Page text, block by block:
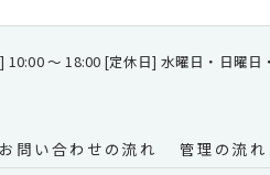
10:00 〜 18:00 [定休日] 水曜日・日曜日
お問い合わせの流れ 管理の流れ